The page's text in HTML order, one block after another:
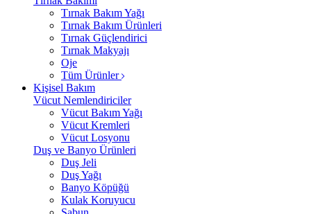
Tırnak Bakım Yağı
Tırnak Bakım Ürünleri
Tırnak Güçlendirici
Tırnak Makyajı
Oje
Tüm Ürünler
Kişisel Bakım
Vücut Nemlendiriciler
Vücut Bakım Yağı
Vücut Kremleri
Vücut Losyonu
Duş ve Banyo Ürünleri
Duş Jeli
Duş Yağı
Banyo Köpüğü
Kulak Koruyucu